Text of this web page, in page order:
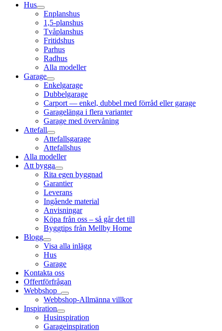
Hus
Enplanshus
1,5-planshus
Tvåplanshus
Fritidshus
Parhus
Radhus
Alla modeller
Garage
Enkelgarage
Dubbelgarage
Carport — enkel, dubbel med förråd eller garage
Garagelänga i flera varianter
Garage med övervåning
Attefall
Attefallsgarage
Attefallshus
Alla modeller
Att bygga
Rita egen byggnad
Garantier
Leverans
Ingående material
Anvisningar
Köpa från oss – så går det till
Byggtips från Mellby Home
Blogg
Visa alla inlägg
Hus
Garage
Kontakta oss
Offertförfrågan
Webbshop
Webbshop-Allmänna villkor
Inspiration
Husinspiration
Garageinspiration